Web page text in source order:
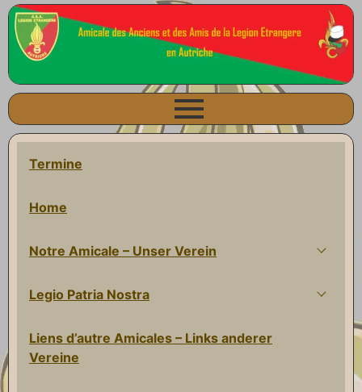
Termine
Home
Notre Amicale – Unser Verein
Legio Patria Nostra
Liens d’autre Amicales – Links anderer
Vereine